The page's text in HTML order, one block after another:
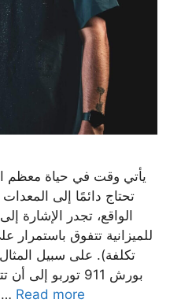
يأتي وقت في حياة معظم
تحتاج دائمًا إلى
الواقع، تجدر الإشارة
للميزانية تتفوق باستمرار
تكلفة). على سبيل
بورش 911 توربو
الوقود إلى أعلى مستوياتها … Read more